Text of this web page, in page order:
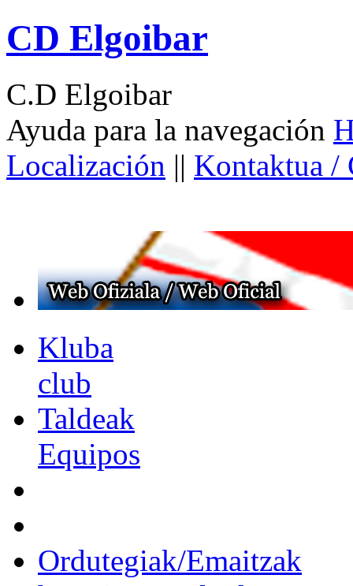
CD Elgoibar
C.D Elgoibar
Ayuda para la navegación
Localización || Kontaktua /
Kluba
club
Taldeak
Equipos
Ordutegiak/Emaitzak